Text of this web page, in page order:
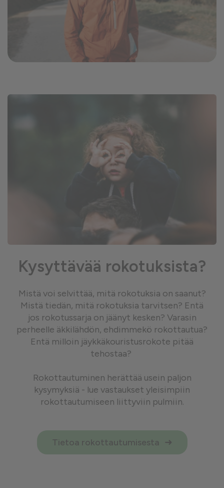
Kysyttävää rokotuksista?
Mistä voi selvittää, mitä rokotuksia on saanut?
Mistä tiedän, mitä rokotuksia tarvitsen? Entä
jos rokotussarja on jäänyt kesken? Varasin
perheelle äkkilähdön, ehdimmekö rokottautua?
Entä milloin jäykkäkouristusrokote pitää
tehostaa?
Rokottautuminen herättää usein paljon
kysymyksiä - lue vastaukset yleisimpiin
rokottautumiseen liittyviin pulmiin.
Tietoa rokottautumisesta